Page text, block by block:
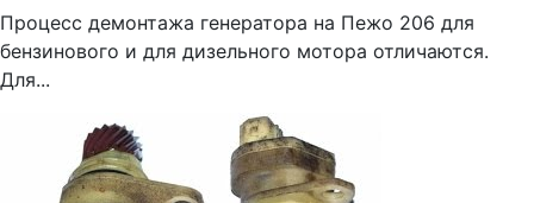
Процесс демонтажа генератора на Пежо 206 для
бензинового и для дизельного мотора отличаются.
Для...